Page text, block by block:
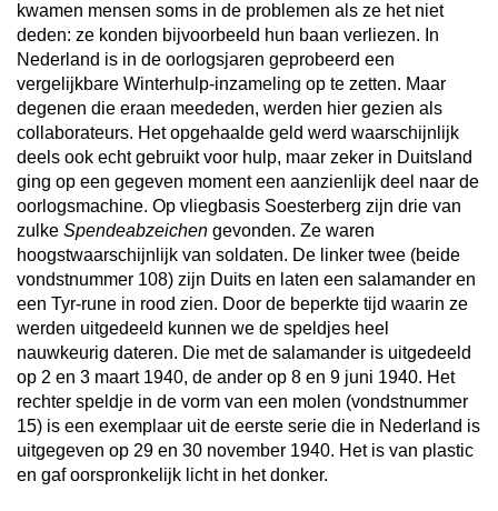
kwamen mensen soms in de problemen als ze het niet
deden: ze konden bijvoorbeeld hun baan verliezen. In
Nederland is in de oorlogsjaren geprobeerd een
vergelijkbare Winterhulp-inzameling op te zetten. Maar
degenen die eraan meededen, werden hier gezien als
collaborateurs. Het opgehaalde geld werd waarschijnlijk
deels ook echt gebruikt voor hulp, maar zeker in Duitsland
ging op een gegeven moment een aanzienlijk deel naar de
oorlogsmachine. Op vliegbasis Soesterberg zijn drie van
zulke Spendeabzeichen gevonden. Ze waren
hoogstwaarschijnlijk van soldaten. De linker twee (beide
vondstnummer 108) zijn Duits en laten een salamander en
een Tyr-rune in rood zien. Door de beperkte tijd waarin ze
werden uitgedeeld kunnen we de speldjes heel
nauwkeurig dateren. Die met de salamander is uitgedeeld
op 2 en 3 maart 1940, de ander op 8 en 9 juni 1940. Het
rechter speldje in de vorm van een molen (vondstnummer
15) is een exemplaar uit de eerste serie die in Nederland is
uitgegeven op 29 en 30 november 1940. Het is van plastic
en gaf oorspronkelijk licht in het donker.